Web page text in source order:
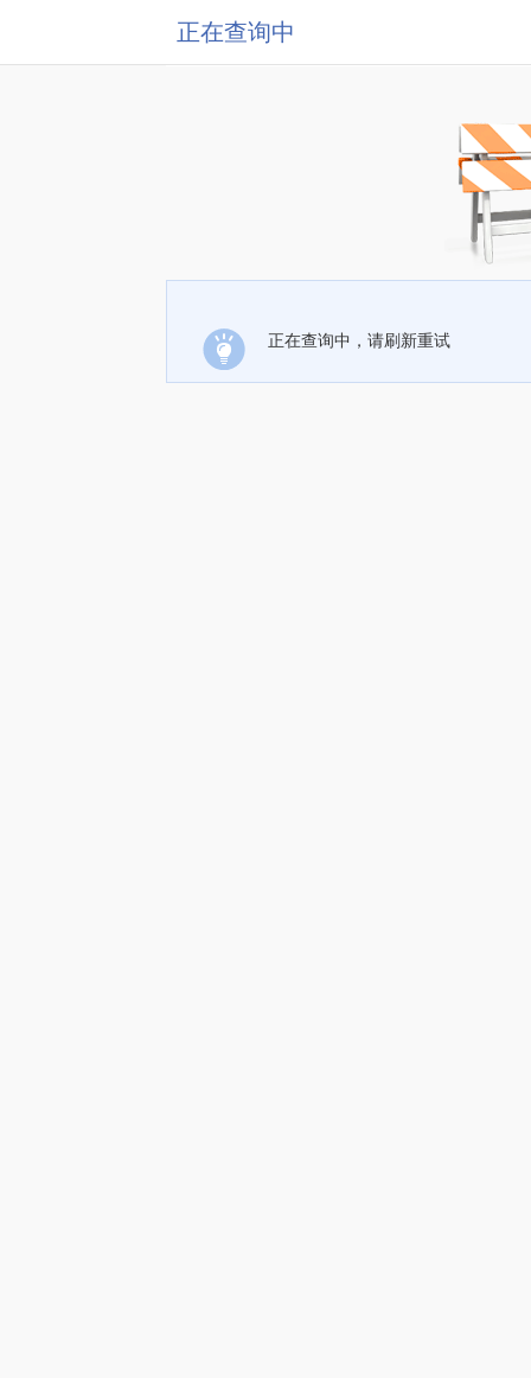
正在查询中
正在查询中，请刷新重试